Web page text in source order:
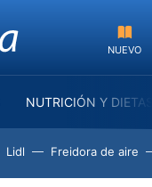
NUEVO
NUTRICIÓN Y
Lidl Freidora de aire